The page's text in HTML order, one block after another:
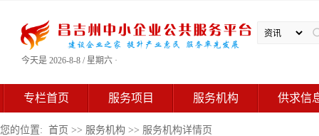
今天是 2026-8-8 / 星期六 ·
专栏首页 服务项目 服务机构 供求信
您的位置: 首页 >> 服务机构 >> 服务机构详情页